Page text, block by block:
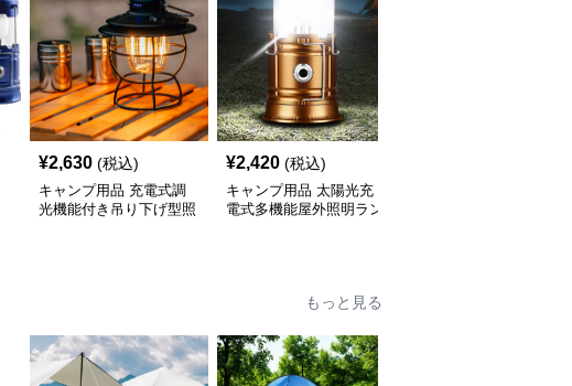
¥2,630 (税込)
キャンプ用品 充電式調
光機能付き吊り下げ型照
¥2,420 (税込)
キャンプ用品 太陽光充
電式多機能屋外照明ラン
もっと見る